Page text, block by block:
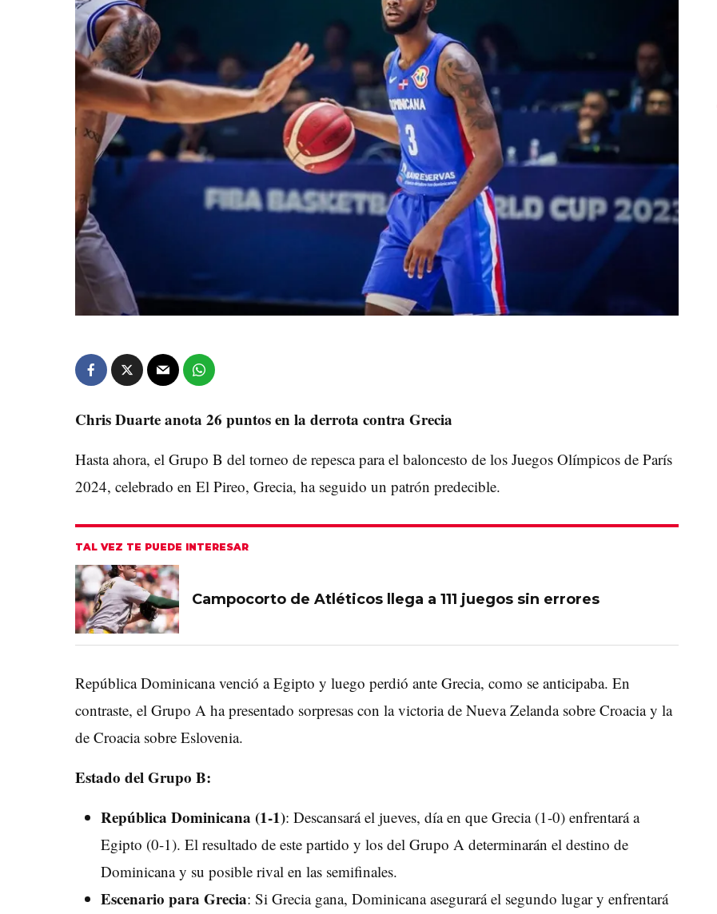
Chris Duarte anota 26 puntos en la derrota contra Grecia
Hasta ahora, el Grupo B del torneo de repesca para el baloncesto de los Juegos Olímpicos de París
2024, celebrado en El Pireo, Grecia, ha seguido un patrón predecible.
TAL VEZ TE PUEDE INTERESAR
Campocorto de Atléticos llega a 111 juegos sin errores
República Dominicana venció a Egipto y luego perdió ante Grecia, como se anticipaba. En
contraste, el Grupo A ha presentado sorpresas con la victoria de Nueva Zelanda sobre Croacia y la
de Croacia sobre Eslovenia.
Estado del Grupo B:
República Dominicana (1-1): Descansará el jueves, día en que Grecia (1-0) enfrentará a
Egipto (0-1). El resultado de este partido y los del Grupo A determinarán el destino de
Dominicana y su posible rival en las semifinales.
Escenario para Grecia: Si Grecia gana, Dominicana asegurará el segundo lugar y enfrentará